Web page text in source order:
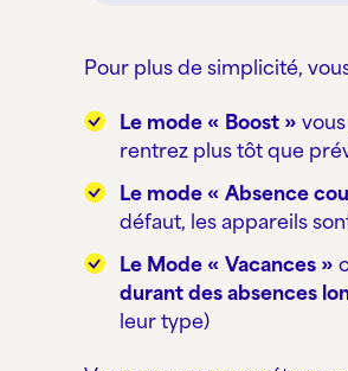
Pour plus de simplicité,
Le mode « Boost »
rentrez plus tôt que
Le mode « Absence
défaut, les appareils
Le Mode « Vacances »
durant des absences
leur type)